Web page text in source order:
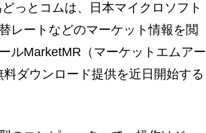
っとコムは、日本マイクロソフト
レートなどのマーケット情報を閲
ルMarketMR（マーケットエムアー
ダウンロード提供を近日開始する